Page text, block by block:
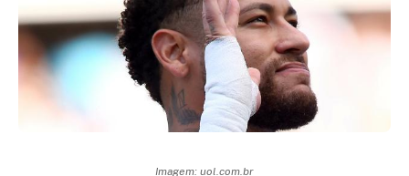
Imagem: uol.com.br